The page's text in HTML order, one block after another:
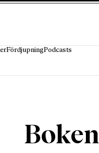
FördjupningPodcasts